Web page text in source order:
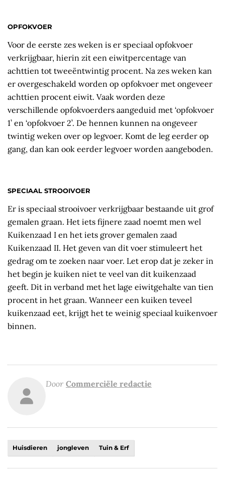
OPFOKVOER
Voor de eerste zes weken is er speciaal opfokvoer
verkrijgbaar, hierin zit een eiwitpercentage van
achttien tot tweeëntwintig procent. Na zes weken kan
er overgeschakeld worden op opfokvoer met ongeveer
achttien procent eiwit. Vaak worden deze
verschillende opfokvoerders aangeduid met ‘opfokvoer
1’ en ‘opfokvoer 2’. De hennen kunnen na ongeveer
twintig weken over op legvoer. Komt de leg eerder op
gang, dan kan ook eerder legvoer worden aangeboden.
SPECIAAL STROOIVOER
​Er is speciaal strooivoer verkrijgbaar bestaande uit grof
gemalen graan. Het iets fijnere zaad noemt men wel
Kuikenzaad I en het iets grover gemalen zaad
Kuikenzaad II. Het geven van dit voer stimuleert het
gedrag om te zoeken naar voer. Let erop dat je zeker in
het begin je kuiken niet te veel van dit kuikenzaad
geeft. Dit in verband met het lage eiwitgehalte van tien
procent in het graan. Wanneer een kuiken teveel
kuikenzaad eet, krijgt het te weinig speciaal kuikenvoer
binnen.
Door Commerciële redactie
Huisdieren jongleven Tuin & Erf